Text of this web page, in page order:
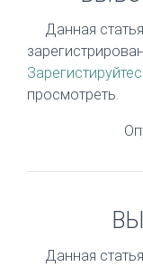
Данная статья
просмотреть.
Данная статья